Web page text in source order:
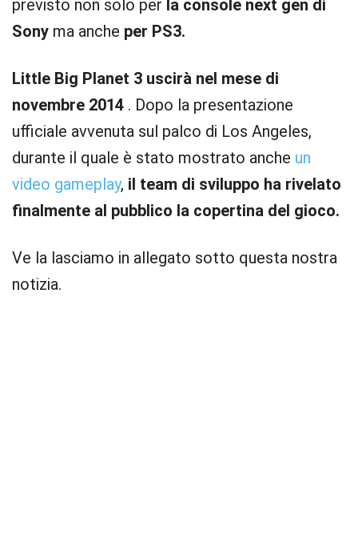
previsto non solo per la console next gen di
Sony ma anche per PS3.
Little Big Planet 3 uscirà nel mese di
novembre 2014 . Dopo la presentazione
ufficiale avvenuta sul palco di Los Angeles,
durante il quale è stato mostrato anche un
video gameplay, il team di sviluppo ha rivelato
finalmente al pubblico la copertina del gioco.
Ve la lasciamo in allegato sotto questa nostra
notizia.